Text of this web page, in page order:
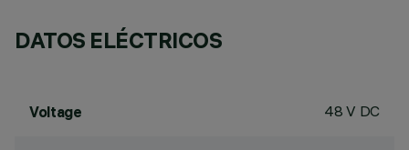
DATOS ELÉCTRICOS
Voltage 48 V DC